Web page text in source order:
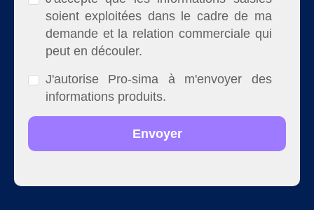
soient exploitées dans le cadre de ma
demande et la relation commerciale qui
peut en découler.
J'autorise Pro-sima à m'envoyer des
informations produits.